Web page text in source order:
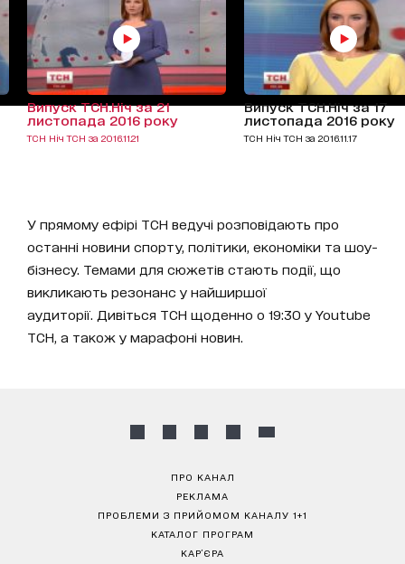
Випуск ТСН.Ніч за 21
листопада 2016 року
ТСН Ніч ТСН за 2016.11.21
Випуск ТСН.Ніч за 17
листопада 2016 року
ТСН Ніч ТСН за 2016.11.17
У прямому ефірі ТСН ведучі розповідають про
останні новини спорту, політики, економіки та шоу-
бізнесу. Темами для сюжетів стають події, що
викликають резонанс у найширшої
аудиторії. Дивіться ТСН щоденно о 19:30 у Youtube
ТСН, а також у марафоні новин.
ПРО КАНАЛ
РЕКЛАМА
ПРОБЛЕМИ З ПРИЙОМОМ КАНАЛУ 1+1
КАТАЛОГ ПРОГРАМ
КАР’ЄРА